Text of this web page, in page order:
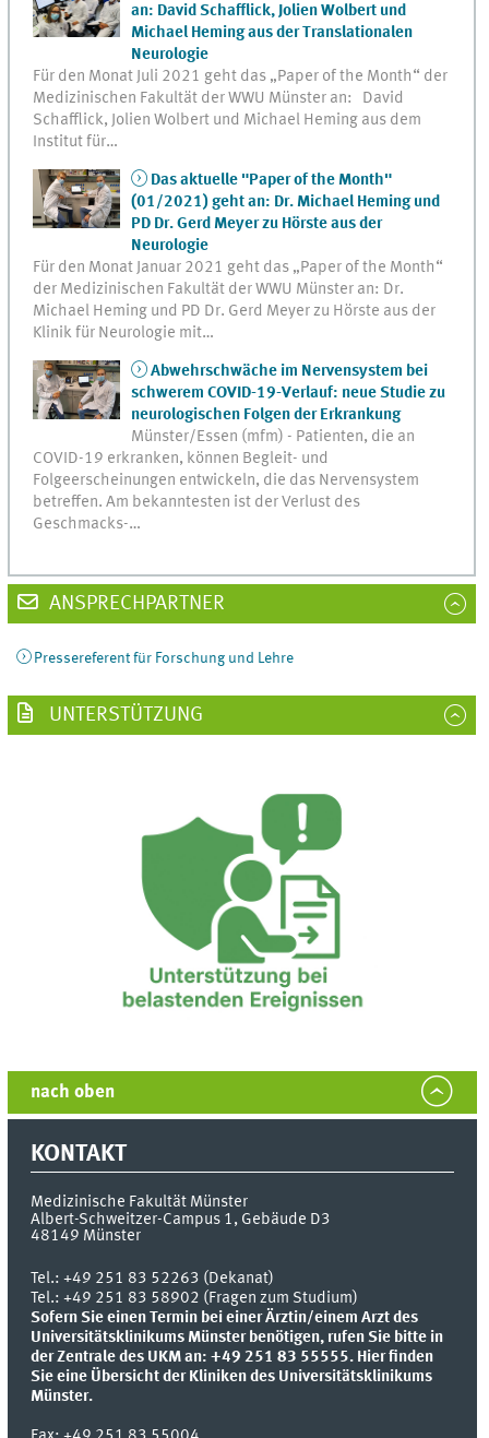
an: David Schafflick, Jolien Wolbert und
Michael Heming aus der Translationalen
Neurologie
Für den Monat Juli 2021 geht das „Paper of the Month“ der
Medizinischen Fakultät der WWU Münster an: David
Schafflick, Jolien Wolbert und Michael Heming aus dem
Institut für…
Das aktuelle "Paper of the Month"
(01/2021) geht an: Dr. Michael Heming und
PD Dr. Gerd Meyer zu Hörste aus der
Neurologie
Für den Monat Januar 2021 geht das „Paper of the Month“
der Medizinischen Fakultät der WWU Münster an: Dr.
Michael Heming und PD Dr. Gerd Meyer zu Hörste aus der
Klinik für Neurologie mit…
Abwehrschwäche im Nervensystem bei
schwerem COVID-19-Verlauf: neue Studie zu
neurologischen Folgen der Erkrankung
Münster/Essen (mfm) - Patienten, die an
COVID-19 erkranken, können Begleit- und
Folgeerscheinungen entwickeln, die das Nervensystem
betreffen. Am bekanntesten ist der Verlust des
Geschmacks-…
ANSPRECHPARTNER
Pressereferent für Forschung und Lehre
UNTERSTÜTZUNG
nach oben
KONTAKT
Medizinische Fakultät Münster
Albert-Schweitzer-Campus 1, Gebäude D3
48149 Münster
Tel.:+49 251 83 52263 (Dekanat)
Tel.: +49 251 83 58902 (Fragen zum Studium)
Sofern Sie einen Termin bei einer Ärztin/einem Arzt des
Universitätsklinikums Münster benötigen, rufen Sie bitte in
der Zentrale des UKM an: +49 251 83 55555. Hier finden
Sie eine Übersicht der Kliniken des Universitätsklinikums
Münster.